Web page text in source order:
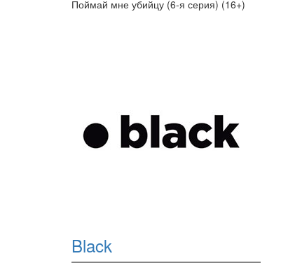
Поймай мне убийцу (6-я серия) (16+)
Black